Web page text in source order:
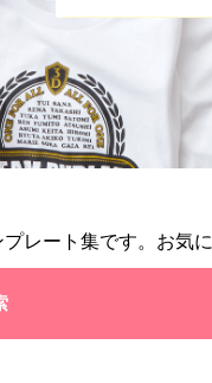
レート集です。お気